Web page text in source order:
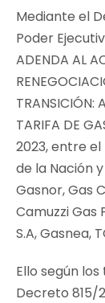
Mediante el
Poder
ADENDA AL
TRANSICIÓN:
TARIFA DE
2023, entre el
de la Nación
Gasnor, Gas
Camuzzi Gas
S.A, Gasnea,
Ello según
Decreto 815/